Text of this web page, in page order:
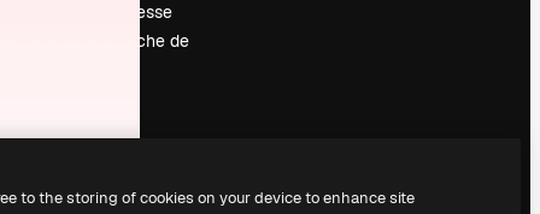
Salle de presse
À la recherche de
to the storing of cookies on your device to enhance site